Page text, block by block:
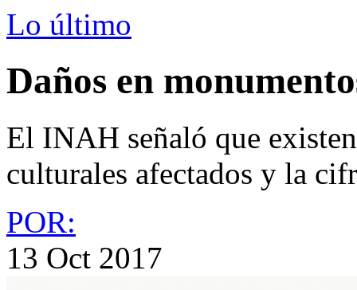
Lo último
Daños en
El INAH señaló que
culturales afectados y la
POR:
13 Oct 2017